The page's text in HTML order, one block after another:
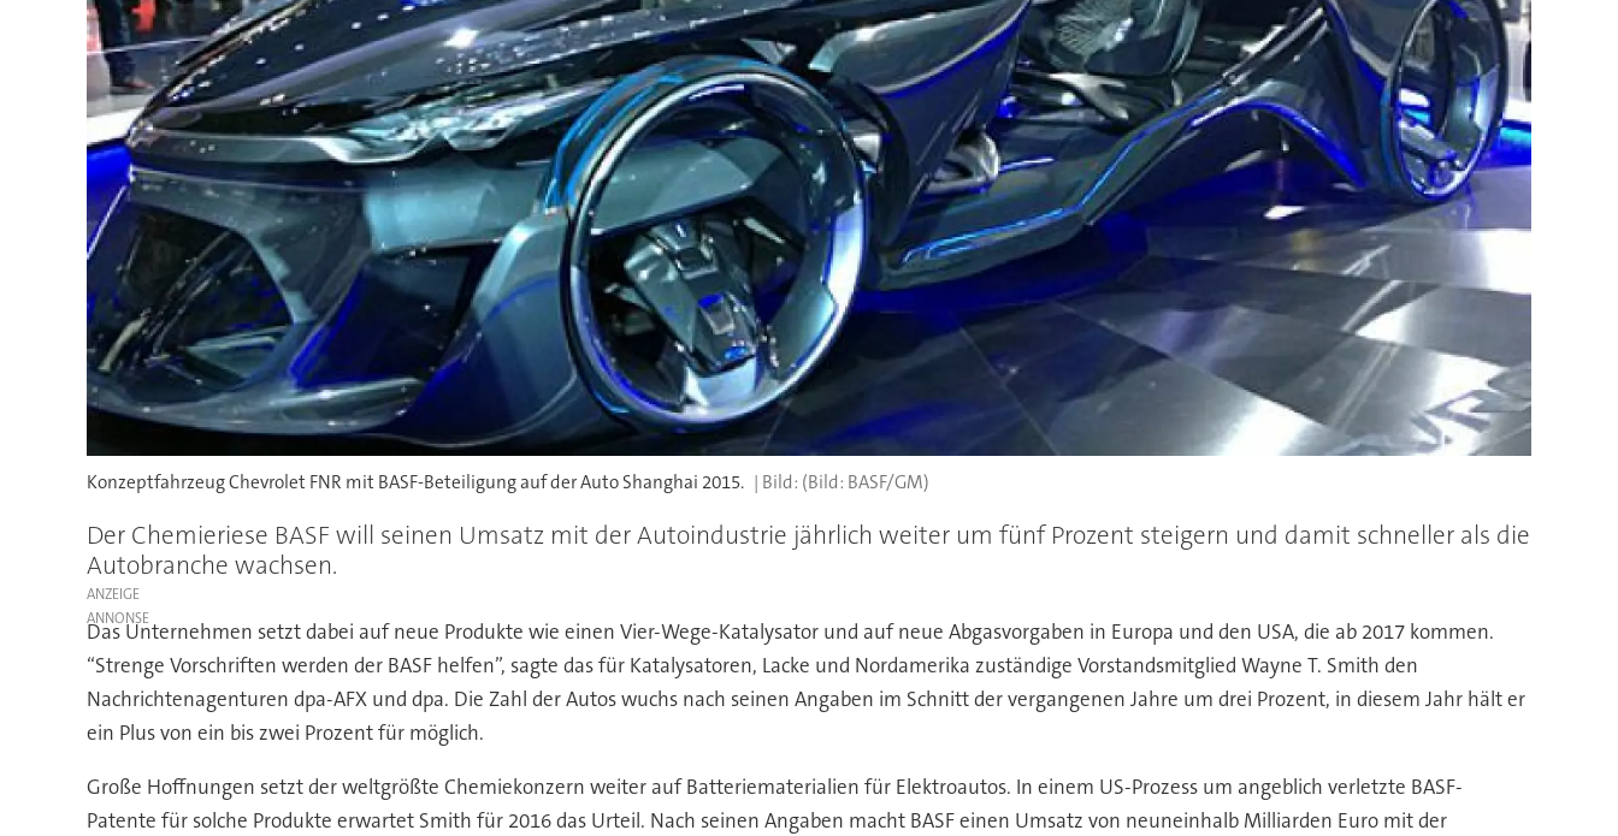
Konzeptfahrzeug Chevrolet FNR mit BASF-Beteiligung auf der Auto Shanghai 2015. (Bild: BASF/GM)
Der Chemieriese BASF will seinen Umsatz mit der Autoindustrie jährlich weiter um fünf Prozent steigern und damit schneller als die
Autobranche wachsen.
ANZEIGE
Das Unternehmen setzt dabei auf neue Produkte wie einen Vier-Wege-Katalysator und auf neue Abgasvorgaben in Europa und den USA, die ab 2017 kommen.
“Strenge Vorschriften werden der BASF helfen”, sagte das für Katalysatoren, Lacke und Nordamerika zuständige Vorstandsmitglied Wayne T. Smith den
Nachrichtenagenturen dpa-AFX und dpa. Die Zahl der Autos wuchs nach seinen Angaben im Schnitt der vergangenen Jahre um drei Prozent, in diesem Jahr hält er
ein Plus von ein bis zwei Prozent für möglich.
Große Hoffnungen setzt der weltgrößte Chemiekonzern weiter auf Batteriematerialien für Elektroautos. In einem US-Prozess um angeblich verletzte BASF-
Patente für solche Produkte erwartet Smith für 2016 das Urteil. Nach seinen Angaben macht BASF einen Umsatz von neuneinhalb Milliarden Euro mit der